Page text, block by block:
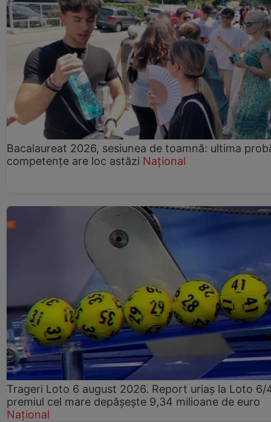
Bacalaureat 2026, sesiunea de toamnă: ultima
competențe are loc astăzi Național
Trageri Loto 6 august 2026. Report uriaș la Loto 6/
premiul cel mare depășește 9,34 milioane de euro
Național